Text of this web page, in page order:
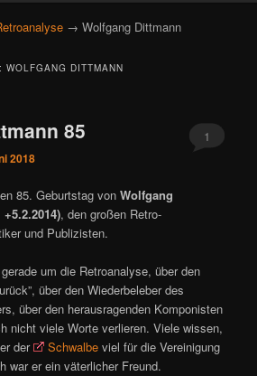
→ Wolfgang Dittmann
WOLFGANG DITTMANN
85
2018
1
85. Geburtstag vonWolfgang
, den großen Retro-
und Publizisten.
um die Retroanalyse, über den
über den Wiederbeleber des
über den herausragenden Komponisten
nicht viele Worte verlieren. Viele wissen,
der
Schwalbe viel für die Vereinigung
war er ein väterlicher Freund.